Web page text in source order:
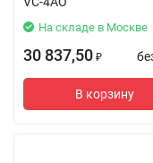
На складе в Москве
30 837,50 ₽
В корзину